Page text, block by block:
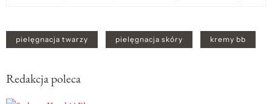
pielęgnacja twarzy pielęgnacja skóry kremy bb
Redakcja poleca